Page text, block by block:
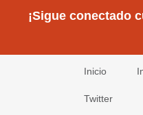
¡Sigue conectado
Inicio
Twitter